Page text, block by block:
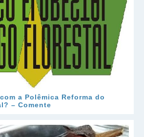
a Polêmica Reforma do
– Comente